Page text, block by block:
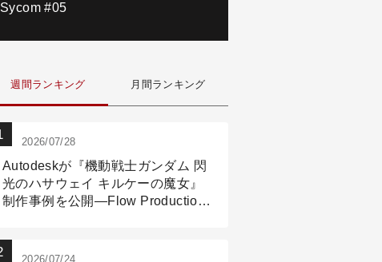
Sycom #05
週間ランキング 月間ランキング
2026/07/28
Autodeskが『機動戦士ガンダム 閃
光のハサウェイ キルケーの魔女』
制作事例を公開―Flow Production
2026/07/24